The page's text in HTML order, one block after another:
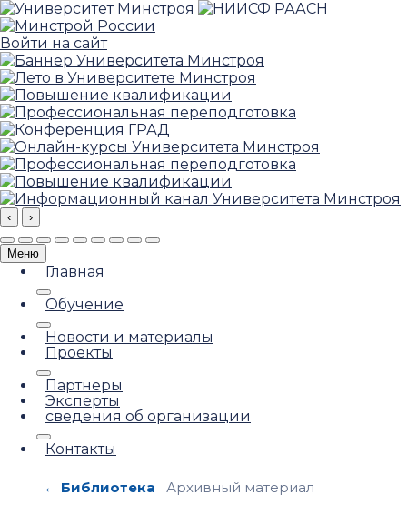
Войти на сайт
‹ ›
Меню
Главная
Обучение
Новости и материалы
Проекты
Партнеры
Эксперты
сведения об организации
Контакты
← Библиотека Архивный материал